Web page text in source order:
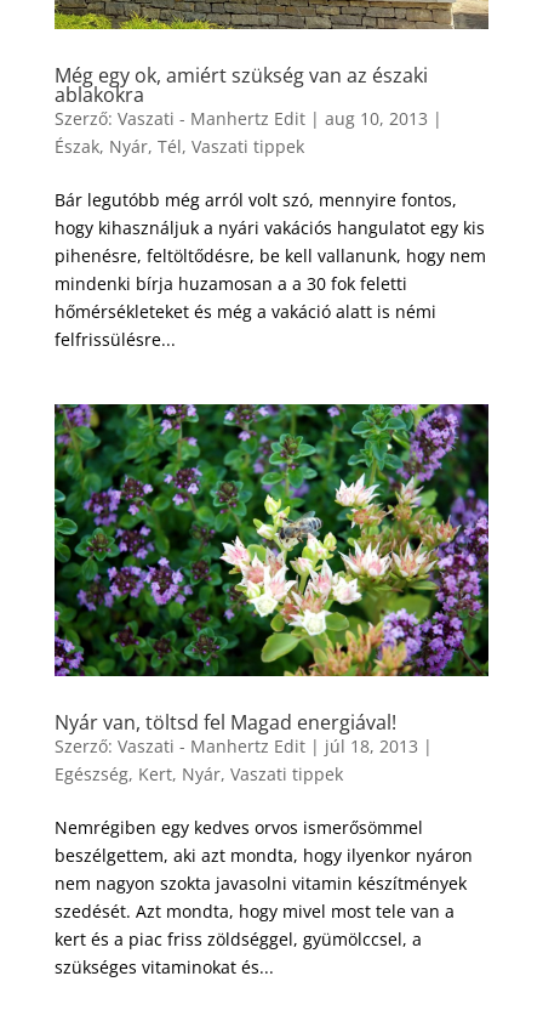
Még egy ok, amiért szükség van az északi
ablakokra
Szerző: Vaszati - Manhertz Edit| aug 10, 2013 |
Észak, Nyár, Tél, Vaszati tippek
Bár legutóbb még arról volt szó, mennyire fontos,
hogy kihasználjuk a nyári vakációs hangulatot egy kis
pihenésre, feltöltődésre, be kell vallanunk, hogy nem
mindenki bírja huzamosan a a 30 fok feletti
hőmérsékleteket és még a vakáció alatt is némi
felfrissülésre...
Nyár van, töltsd fel Magad energiával!
Szerző: Vaszati - Manhertz Edit| júl 18, 2013 |
Egészség, Kert, Nyár, Vaszati tippek
Nemrégiben egy kedves orvos ismerősömmel
beszélgettem, aki azt mondta, hogy ilyenkor nyáron
nem nagyon szokta javasolni vitamin készítmények
szedését. Azt mondta, hogy mivel most tele van a
kert és a piac friss zöldséggel, gyümölccsel, a
szükséges vitaminokat és...